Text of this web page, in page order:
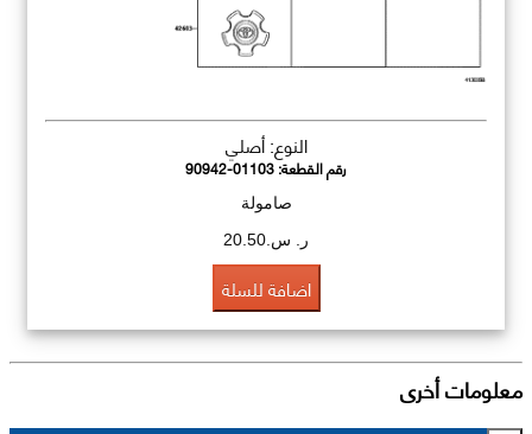
النوع: أصلي
رقم القطعة:90942-01103
صامولة
ر. س.20.50
اضافة للسلة
معلومات أخرى